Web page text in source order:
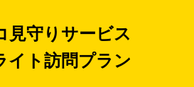
見守りサービス
イト訪問プラン